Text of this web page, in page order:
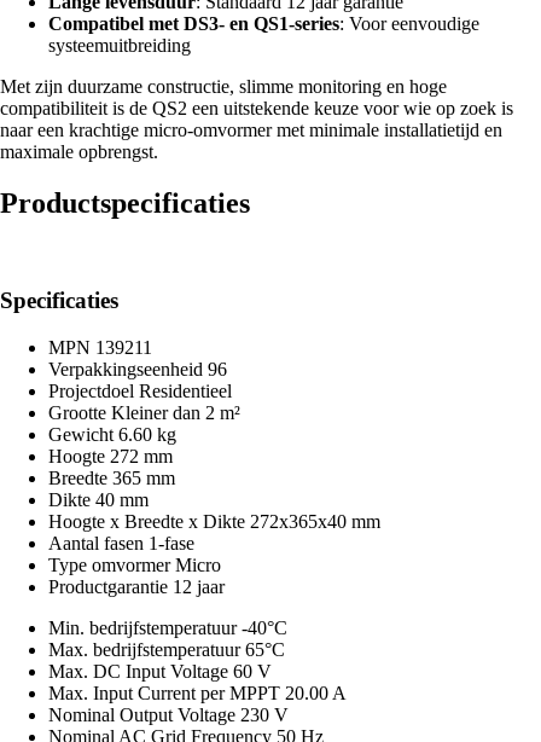
Compatibel met DS3- en QS1-series: Voor eenvoudige
systeemuitbreiding
Met zijn duurzame constructie, slimme monitoring en hoge
compatibiliteit is de QS2 een uitstekende keuze voor wie op zoek is
naar een krachtige micro-omvormer met minimale installatietijd en
maximale opbrengst.
Productspecificaties
Specificaties
MPN 139211
Verpakkingseenheid 96
Projectdoel Residentieel
Grootte Kleiner dan 2 m²
Gewicht 6.60 kg
Hoogte 272 mm
Breedte 365 mm
Dikte 40 mm
Hoogte x Breedte x Dikte 272x365x40 mm
Aantal fasen 1-fase
Type omvormerMicro
Productgarantie 12 jaar
Min. bedrijfstemperatuur-40°C
Max. bedrijfstemperatuur65°C
Max. DC Input Voltage 60 V
Max. Input Current per MPPT 20.00 A
Nominal Output Voltage 230 V
Nominal AC Grid Frequency 50 Hz